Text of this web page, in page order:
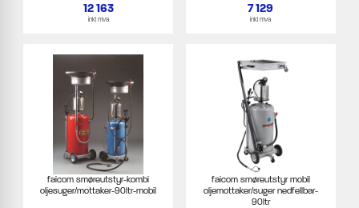
12 163
inkl mva
7 129
inkl mva
faicom smøreutstyr-kombi
oljesuger/mottaker-90ltr-mobil
faicom smøreutstyr mobil
oljemottaker/suger nedfellbar-
90ltr